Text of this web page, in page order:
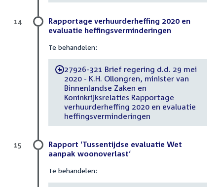
Rapportage verhuurderheffing 2020 en
evaluatie heffingsverminderingen
Te behandelen:
-27926-321 Brief regering d.d. 29 mei
2020 - K.H. Ollongren, minister van
Binnenlandse Zaken en
Koninkrijksrelaties Rapportage
verhuurderheffing 2020 en evaluatie
heffingsverminderingen
14
Rapport ‘Tussentijdse evaluatie Wet
aanpak woonoverlast‘
Te behandelen:
15